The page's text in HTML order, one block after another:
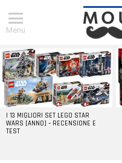
Menu
DERNIERS
ARTICLES
I 13 MIGLIORI SET LEGO STAR
WARS [ANNO] – RECENSIONE E
TEST